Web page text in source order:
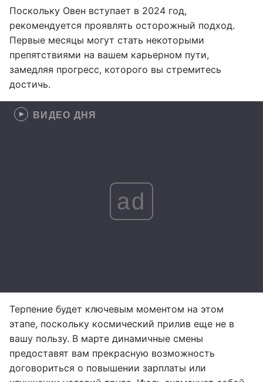
Поскольку Овен вступает в 2024 год,
рекомендуется проявлять осторожный подход.
Первые месяцы могут стать некоторыми
препятствиями на вашем карьерном пути,
замедляя прогресс, которого вы стремитесь
достичь.
ВИДЕО ДНЯ
ad
Терпение будет ключевым моментом на этом
этапе, поскольку космический прилив еще не в
вашу пользу. В марте динамичные смены
предоставят вам прекрасную возможность
договориться о повышении зарплаты или